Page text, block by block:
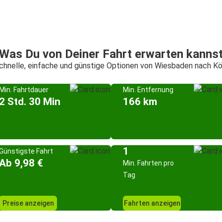
Du von Deiner Fahrt erwarten
einfache und günstige Optionen von Wiesbaden nach
Fahrtdauer
Std. 30 Min
Min. Entfernung
166 km
Fahrt
9,98 €
Preise anzeigen
1
Min. Fahrten pro
Tag
Fahrten anzeigen